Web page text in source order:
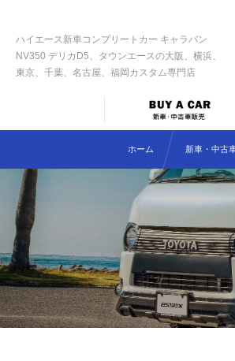
ハイエース新車コンプリートカー キャラバン
NV350 デリカD5、タウンエースの大阪、横浜、
東京、千葉、名古屋、福岡カスタム専門店
ホーム 新車・中古